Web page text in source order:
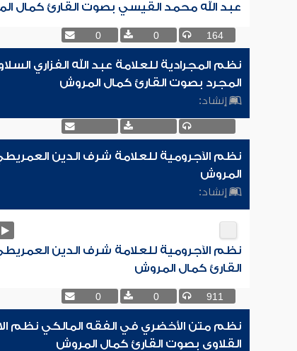
عبد الله محمد القيسي بصوت القارئ كمال
164
0
0
نظم المجرادية للعلامة عبد الله الفزاري
المجرد بصوت القارئ كمال المروش
إنشاد:
نظم الآجرومية للعلامة شرف الدين
المروش
إنشاد:
نظم الآجرومية للعلامة شرف الدين
القارئ كمال المروش
911
0
0
نظم متن الأخضري في الفقه المالكي نظم
القلاوي بصوت القارئ كمال المروش